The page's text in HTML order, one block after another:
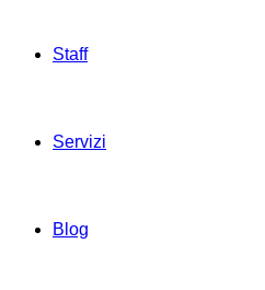
Staff
Servizi
Blog